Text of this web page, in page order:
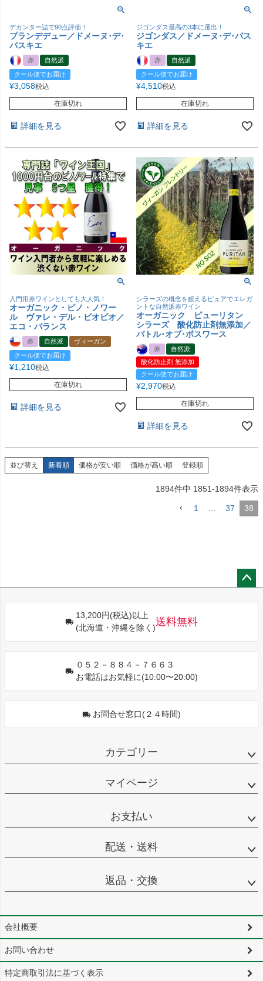
デカンター誌で90点評価！
プランデデュー／ドメーヌ･デ･
パスキエ
赤
自然派
クール便でお届け
¥3,058税込
在庫切れ
詳細を見る
ジゴンダス最高の3本に選出！
ジゴンダス／ドメーヌ･デ･パス
キエ
赤
自然派
クール便でお届け
¥4,510税込
在庫切れ
詳細を見る
入門用赤ワインとしても大人気！
オーガニック・ピノ・ノワー
ル ヴァレ・デル・ビオビオ／
エコ・バランス
赤 自然派
ヴィーガン
クール便でお届け
¥1,210税込
在庫切れ
詳細を見る
シラーズの概念を超えるピュアでエレガ
ントな自然派赤ワイン
オーガニック ピューリタン
シラーズ 酸化防止剤無添加／
バトル･オブ･ボスワース
赤
自然派
酸化防止剤 無添加
クール便でお届け
¥2,970税込
在庫切れ
詳細を見る
並び替え 新着順 価格が安い順 価格が高い順 登録順
1894件中 1851-1894件表示
1 37 38
13,200円(税込)以上
(北海道・沖縄を除く)
送料無料
０５２－８８４－７６６３
お電話はお気軽に(10:00〜20:00)
お問合せ窓口(２４時間)
カテゴリー
マイページ
お支払い
配送・送料
返品・交換
会社概要
お問い合わせ
特定商取引法に基づく表示